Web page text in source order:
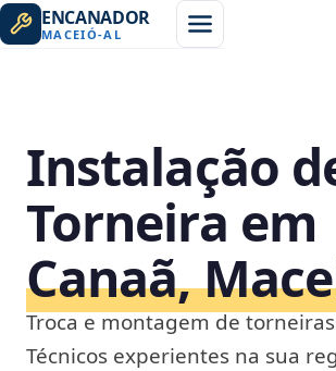
ENCANADOR
MACEIÓ-AL
Instalação
Torneira em
Canaã,
Troca e montagem de
Técnicos experientes na sua